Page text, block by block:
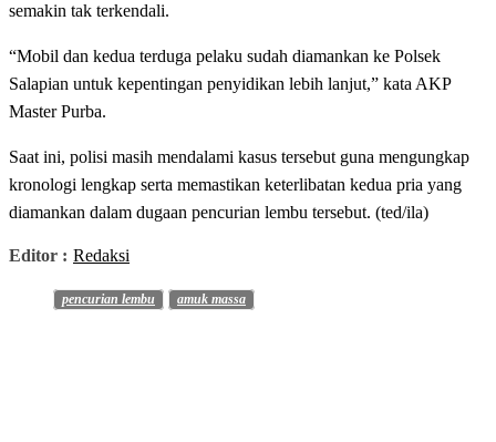
semakin tak terkendali.
“Mobil dan kedua terduga pelaku sudah diamankan ke Polsek
Salapian untuk kepentingan penyidikan lebih lanjut,” kata AKP
Master Purba.
Saat ini, polisi masih mendalami kasus tersebut guna mengungkap
kronologi lengkap serta memastikan keterlibatan kedua pria yang
diamankan dalam dugaan pencurian lembu tersebut. (ted/ila)
Editor : Redaksi
pencurian lembu amuk massa